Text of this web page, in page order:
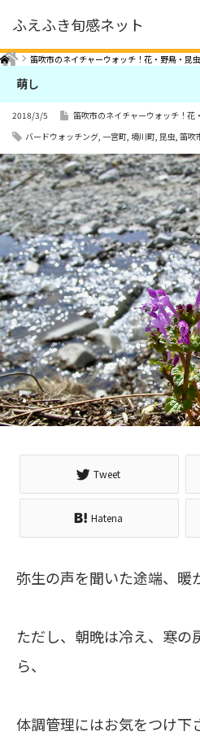
ふえふき旬感ネット
Home 笛吹市のネイチャーウォッチ！花・野鳥・昆
萌し
2018/3/5
笛吹市のネイチャーウォッチ！花
バードウォッチング, 一宮町, 境川町, 昆虫, 笛吹
Tweet
Hatena
弥生の声を聞いた途端、暖
ただし、朝晩は冷え、寒の
ら、
体調管理にはお気をつけ下